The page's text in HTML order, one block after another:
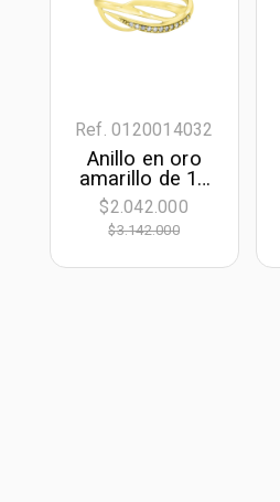
Ref. 0120014032
Anillo en oro
amarillo de 18
Kilates, con
diamantes de
0.06 Ct
$2.042.000
$3.142.000